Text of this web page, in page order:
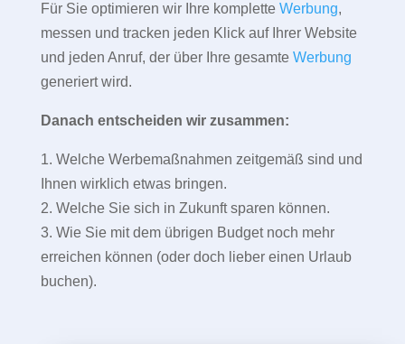
Für Sie optimieren wir Ihre komplette Werbung,
messen und tracken jeden Klick auf Ihrer Website
und jeden Anruf, der über Ihre gesamte Werbung
generiert wird.
Danach entscheiden wir zusammen:
1. Welche Werbemaßnahmen zeitgemäß sind und
Ihnen wirklich etwas bringen.
2. Welche Sie sich in Zukunft sparen können.
3. Wie Sie mit dem übrigen Budget noch mehr
erreichen können (oder doch lieber einen Urlaub
buchen).